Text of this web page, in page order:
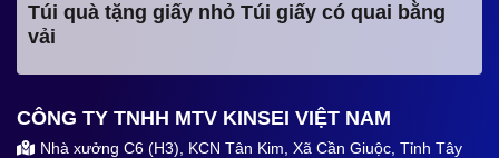
Túi quà tặng giấy nhỏ Túi giấy có quai bằng
vải
CÔNG TY TNHH MTV KINSEI VIỆT NAM
Nhà xưởng C6 (H3), KCN Tân Kim, Xã Cần Giuộc, Tỉnh Tây